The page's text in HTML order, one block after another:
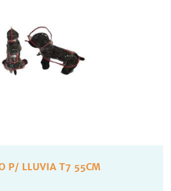
P/ LLUVIA T7 55CM